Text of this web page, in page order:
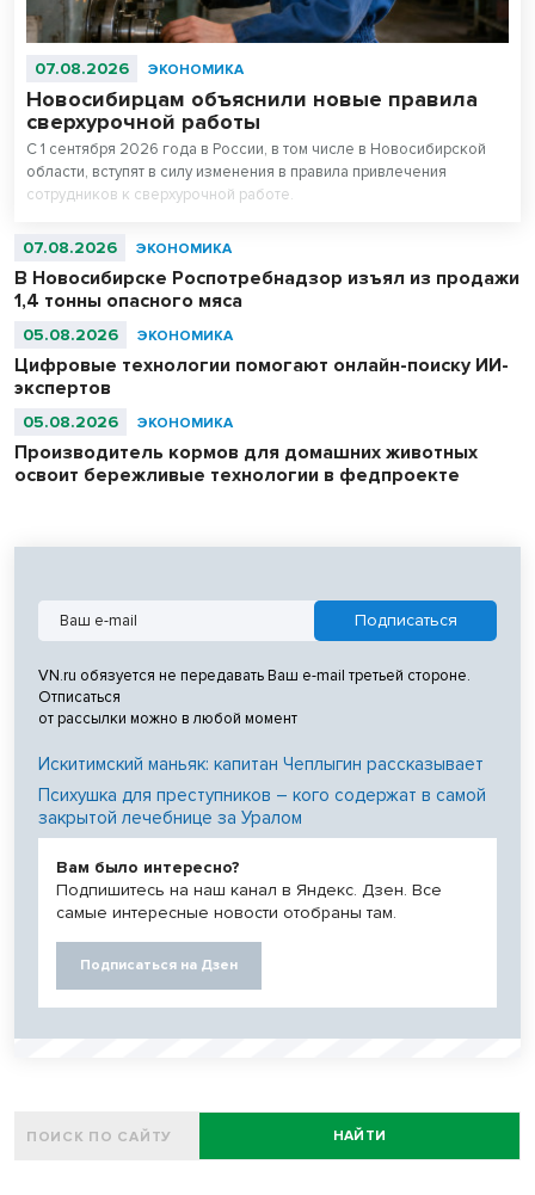
07.08.2026 ЭКОНОМИКА
Новосибирцам объяснили новые правила
сверхурочной работы
С 1 сентября 2026 года в России, в том числе в Новосибирской
области, вступят в силу изменения в правила привлечения
сотрудников к сверхурочной работе.
07.08.2026 ЭКОНОМИКА
В Новосибирске Роспотребнадзор изъял из продажи
1,4 тонны опасного мяса
05.08.2026 ЭКОНОМИКА
Цифровые технологии помогают онлайн-поиску ИИ-
экспертов
05.08.2026 ЭКОНОМИКА
Производитель кормов для домашних животных
освоит бережливые технологии в федпроекте
VN.ru обязуется не передавать Ваш e-mail третьей стороне.
Отписаться
от рассылки можно в любой момент
Искитимский маньяк: капитан Чеплыгин рассказывает
Психушка для преступников – кого содержат в самой
закрытой лечебнице за Уралом
Вам было интересно?
Подпишитесь на наш канал в Яндекс. Дзен. Все
самые интересные новости отобраны там.
Подписаться на Дзен
НАЙТИ